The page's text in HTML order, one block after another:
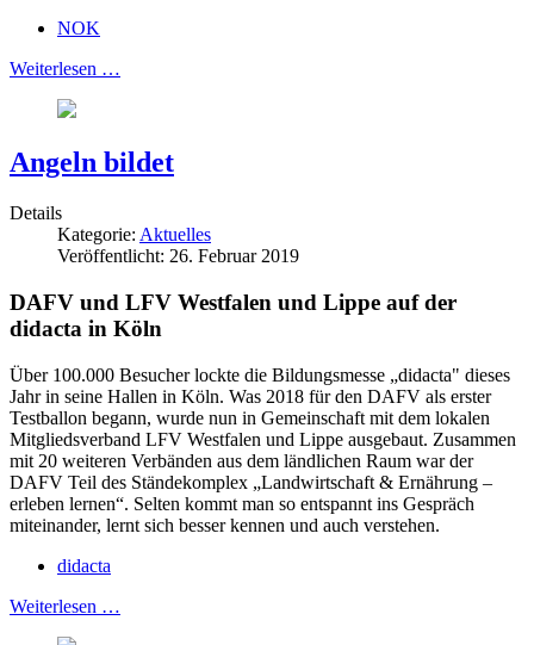
NOK
Weiterlesen …
Angeln bildet
Details
Kategorie: Aktuelles
Veröffentlicht: 26. Februar 2019
DAFV und LFV Westfalen und Lippe auf der
didacta in Köln
Über 100.000 Besucher lockte die Bildungsmesse „didacta" dieses
Jahr in seine Hallen in Köln. Was 2018 für den DAFV als erster
Testballon begann, wurde nun in Gemeinschaft mit dem lokalen
Mitgliedsverband LFV Westfalen und Lippe ausgebaut. Zusammen
mit 20 weiteren Verbänden aus dem ländlichen Raum war der
DAFV Teil des Ständekomplex „Landwirtschaft & Ernährung –
erleben lernen“. Selten kommt man so entspannt ins Gespräch
miteinander, lernt sich besser kennen und auch verstehen.
didacta
Weiterlesen …